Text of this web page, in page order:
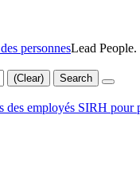
personnesLead
(Clear) Search
des employés SIRH pour